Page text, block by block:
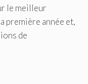
le meilleur
première année et,
de